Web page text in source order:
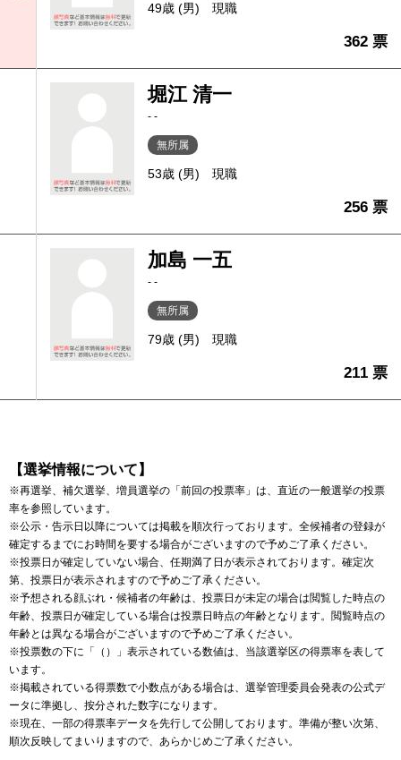
49歳 (男) 現職
362 票
堀江 清一
- -
無所属
53歳 (男) 現職
256 票
加島 一五
- -
無所属
79歳 (男) 現職
211 票
【選挙情報について】
※再選挙、補欠選挙、増員選挙の「前回の投票率」は、直近の一般選挙の投票
率を参照しています。
※公示・告示日以降については掲載を順次行っております。全候補者の登録が
確定するまでにお時間を要する場合がございますので予めご了承ください。
※投票日が確定していない場合、任期満了日が表示されております。確定次
第、投票日が表示されますので予めご了承ください。
※予想される顔ぶれ・候補者の年齢は、投票日が未定の場合は閲覧した時点の
年齢、投票日が確定している場合は投票日時点の年齢となります。閲覧時点の
年齢とは異なる場合がございますので予めご了承ください。
※投票数の下に「（）」表示されている数値は、当該選挙区の得票率を表して
います。
※掲載されている得票数で小数点がある場合は、選挙管理委員会発表の公式デ
ータに準拠し、按分された数字になります。
※現在、一部の得票率データを先行して公開しております。準備が整い次第、
順次反映してまいりますので、あらかじめご了承ください。